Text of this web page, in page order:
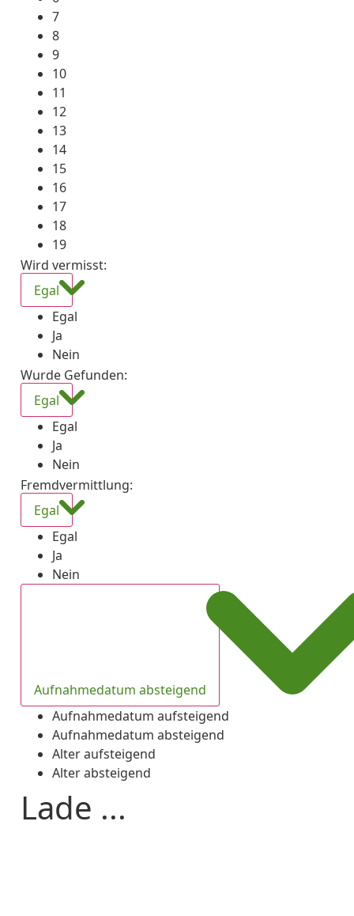
7
8
9
10
11
12
13
14
15
16
17
18
19
Wird vermisst:
Egal
Egal
Ja
Nein
Wurde Gefunden:
Egal
Egal
Ja
Nein
Fremdvermittlung:
Egal
Egal
Ja
Nein
Aufnahmedatum absteigend
Aufnahmedatum aufsteigend
Aufnahmedatum absteigend
Alter aufsteigend
Alter absteigend
Lade ...